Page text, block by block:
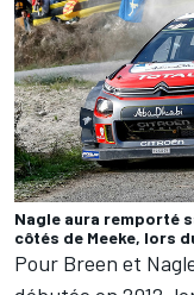
Nagle aura remporté
côtés de Meeke, lors
Pour Breen et